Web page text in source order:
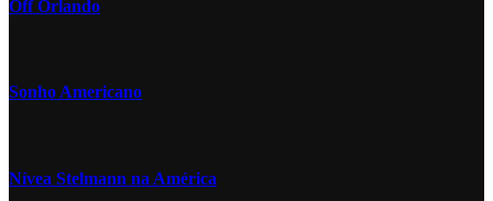
Off Orlando
Sonho Americano
Nívea Stelmann na América